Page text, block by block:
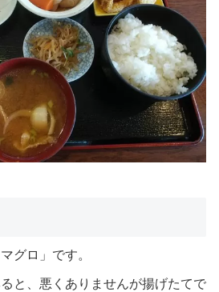
グロ」です。
と、悪くありませんが揚げたてで